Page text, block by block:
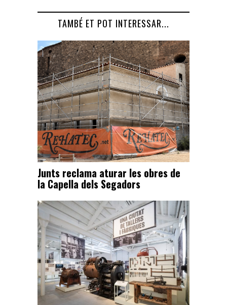
TAMBÉ ET POT INTERESSAR...
Junts reclama aturar les obres de
la Capella dels Segadors